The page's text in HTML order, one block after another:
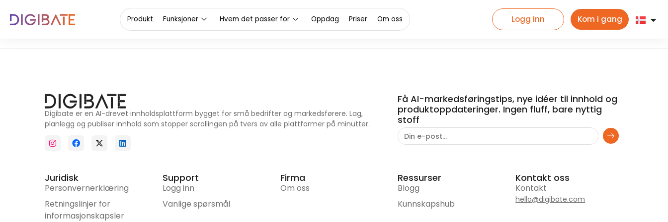
Skjønnhetsprodukter
Produkt Funksjoner Hvem det passer for Oppdag Priser Om oss Logg inn Kom i gang
Digibate er en AI-drevet innholdsplattform bygget for små bedrifter og markedsførere. Lag,
planlegg og publiser innhold som stopper scrollingen på tvers av alle plattformer på minutter.
Få AI-markedsføringstips, nye idéer til innhold og
produktoppdateringer. Ingen fluff, bare nyttig
stoff
Juridisk
Personvernerklæring
Retningslinjer for
informasjonskapsler
Support
Logg inn
Vanlige spørsmål
Firma
Om oss
Ressurser
Blogg
Kunnskapshub
Kontakt oss
Kontakt
hello@digibate.com